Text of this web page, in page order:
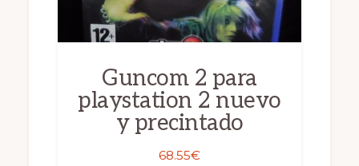
Guncom 2 para
playstation 2 nuevo
y precintado
68.55€